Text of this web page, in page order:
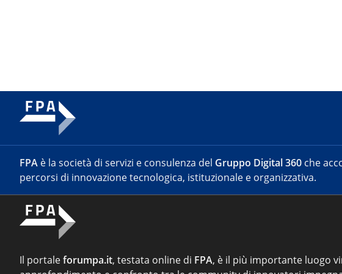
FPA è la società di servizi e consulenza del Gruppo Digital 360 che
percorsi di innovazione tecnologica, istituzionale e organizzativa.
Il portaleforumpa.it, testata online di FPA, è il più importante luogo